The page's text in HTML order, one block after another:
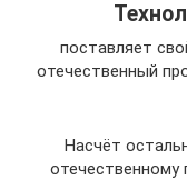
поставляет
отечественный
Насчёт
отечественному